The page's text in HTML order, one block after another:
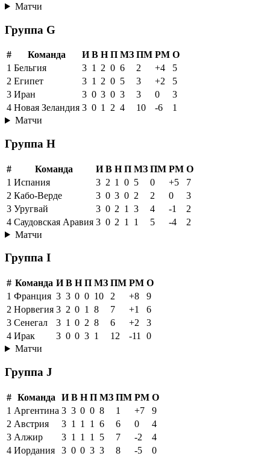
Матчи
Группа G
# Команда И В Н П МЗ ПМ РМ О
1 Бельгия 3 1 2 0 6 2 +4
5
2 Египет 3 1 2 0 5 3 +2
5
3 Иран 3 0 3 0 3 3 0
3
4 Новая Зеландия 3 0 1 2 4 10 -6
1
Матчи
Группа H
# Команда И В Н П МЗ ПМ РМ О
1 Испания 3 2 1 0 5 0 +5
7
2 Кабо-Верде 3 0 3 0 2 2 0
3
3 Уругвай 3 0 2 1 3 4 -1
2
4 Саудовская Аравия 3 0 2 1 1 5 -4
2
Матчи
Группа I
# Команда И В Н П МЗ ПМ РМ О
1 Франция 3 3 0 0 10 2 +8
9
2 Норвегия 3 2 0 1 8 7 +1
6
3 Сенегал 3 1 0 2 8 6 +2
3
4 Ирак 3 0 0 3 1 12 -11
0
Матчи
Группа J
# Команда И В Н П МЗ ПМ РМ О
1 Аргентина 3 3 0 0 8 1 +7
9
2 Австрия 3 1 1 1 6 6 0
4
3 Алжир 3 1 1 1 5 7 -2
4
4 Иордания 3 0 0 3 3 8 -5
0